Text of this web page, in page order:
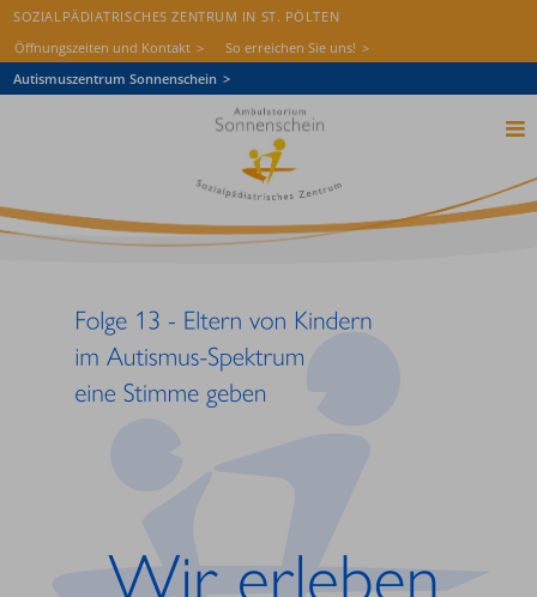
SOZIALPÄDIATRISCHES ZENTRUM IN ST. PÖLTEN
Öffnungszeiten und Kontakt
So erreichen Sie uns!
Autismuszentrum Sonnenschein
Das Ambulatorium
Therapie
Aufnahme